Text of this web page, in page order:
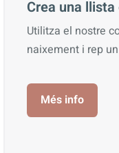
Crea una
Utilitza el nostre
naixement i rep
Més info